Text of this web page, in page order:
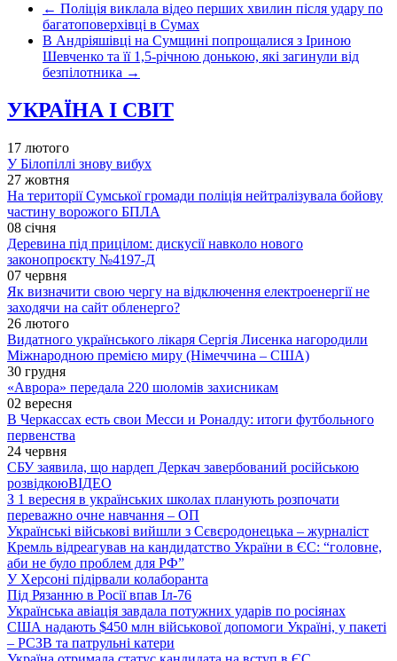
← Поліція виклала відео перших хвилин після удару по
багатоповерхівці в Сумах
В Андріяшівці на Сумщині попрощалися з Іриною
Шевченко та її 1,5-річною донькою, які загинули від
безпілотника →
УКРАЇНА І СВІТ
17 лютого
У Білопіллі знову вибух
27 жовтня
На території Сумської громади поліція нейтралізувала бойову
частину ворожого БПЛА
08 січня
Деревина під прицілом: дискусії навколо нового
законопроєкту №4197-Д
07 червня
Як визначити свою чергу на відключення електроенергії не
заходячи на сайт обленерго?
26 лютого
Видатного українського лікаря Сергія Лисенка нагородили
Міжнародною премією миру (Німеччина – США)
30 грудня
«Аврора» передала 220 шоломів захисникам
02 вересня
В Черкассах есть свои Месси и Роналду: итоги футбольного
первенства
24 червня
СБУ заявила, що нардеп Деркач завербований російською
розвідкоюВІДЕО
З 1 вересня в українських школах планують розпочати
переважно очне навчання – ОП
Українські військові вийшли з Сєвєродонецька – журналіст
Кремль відреагував на кандидатство України в ЄС: “головне,
аби не було проблем для РФ”
У Херсоні підірвали колаборанта
Під Рязанню в Росії впав Іл-76
Українська авіація завдала потужних ударів по росіянах
США надають $450 млн військової допомоги Україні, у пакеті
– РСЗВ та патрульні катери